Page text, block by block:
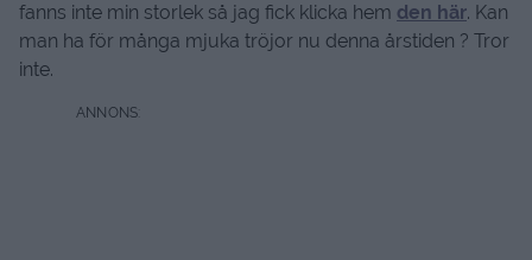
fanns inte min storlek så jag fick klicka hem den här. Kan
man ha för många mjuka tröjor nu denna årstiden ? Tror
inte.